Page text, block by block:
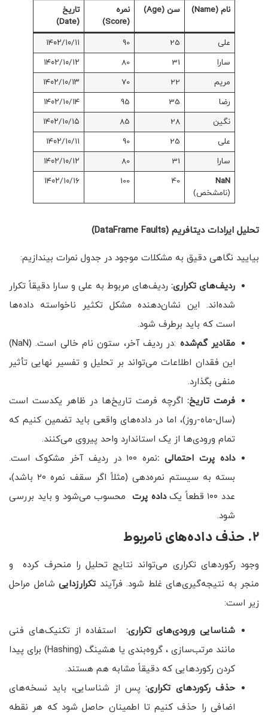
نام (Name) سن (Age)
نمره
(Score)
تاریخ
(Date)
علی
25
90
۱۴۰۲/۱۰/۱۱
سارا
31
80
۱۴۰۲/۱۰/۱۲
مریم
22
70
۱۴۰۲/۱۰/۱۳
رضا
35
95
۱۴۰۲/۱۰/۱۴
نگین
28
85
۱۴۰۲/۱۰/۱۵
علی
25
90
۱۴۰۲/۱۰/۱۱
سارا
31
80
۱۴۰۲/۱۰/۱۲
NaN
(نامشخص)
40
100 ۱۴۰۲/۱۰/۱۶
تحلیل ایرادات دیتافریم (DataFrame Faults)
بیایید نگاهی دقیق به مشکلات موجود در جدول نمرات بیندازیم:
ردیف‌های تکراری: ردیف‌های مربوط به علی و سارا دقیقاً تکرار
شده‌اند. این نشان‌دهنده مشکل تکثیر ناخواسته داده‌ها
است که باید برطرف شود.
مقادیر گم‌شده
:در ردیف آخر، ستون نام خالی است. (NaN)
این فقدان اطلاعات می‌تواند بر تحلیل و تفسیر نهایی تأثیر
منفی بگذارد.
فرمت تاریخ: اگرچه فرمت تاریخ‌ها در ظاهر یکدست است
(سال-ماه-روز)، اما در داده‌های واقعی باید تضمین کنیم که
تمام ورودی‌ها از یک استاندارد واحد پیروی می‌کنند.
داده پرت احتمالی:
نمره ۱۰۰ در ردیف آخر مشکوک است.
بسته به سیستم نمره‌دهی (مثلاً اگر سقف نمره ۲۰ باشد)،
عدد ۱۰۰ قطعاً یک
داده پرت محسوب می‌شود و باید بررسی
شود.
۲. حذف داده‌های نامربوط
وجود رکوردهای تکراری می‌تواند نتایج تحلیل را منحرف کرده و
منجر به نتیجه‌گیری‌های غلط شود. فرآیند تکرارزدایی شامل مراحل
زیر است:
شناسایی ورودی‌های تکراری:
استفاده از تکنیک‌های فنی
مانند مرتب‌سازی ، گروه‌بندی یا هشینگ (Hashing) برای پیدا
کردن رکوردهایی که دقیقاً مشابه هم هستند.
حذف رکوردهای تکراری: پس از شناسایی، باید نسخه‌های
اضافی را حذف کنیم تا اطمینان حاصل شود که هر نقطه